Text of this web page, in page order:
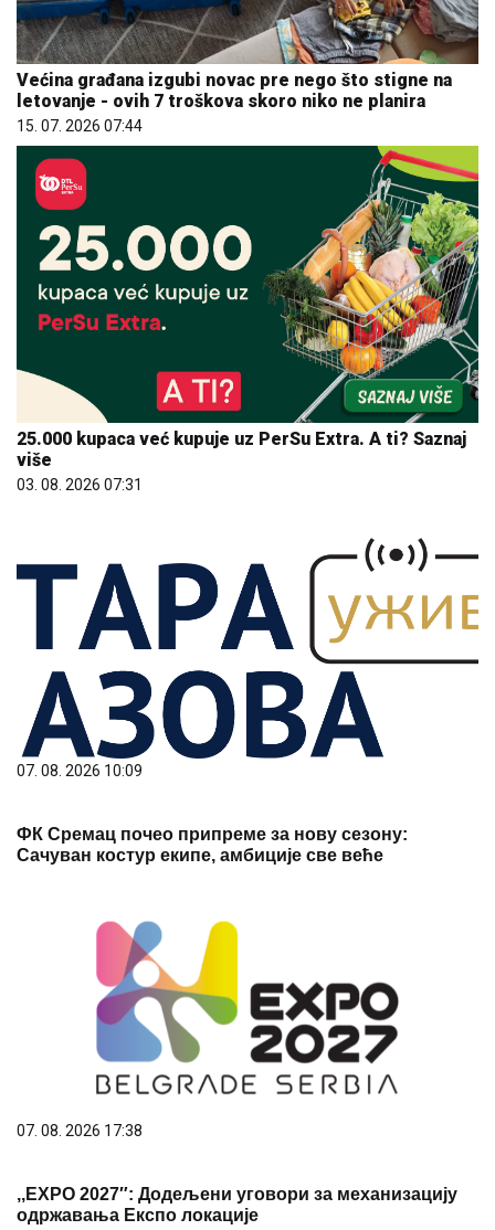
Većina građana izgubi novac pre nego što stigne na
letovanje - ovih 7 troškova skoro niko ne planira
15. 07. 2026 07:44
25.000 kupaca već kupuje uz PerSu Extra. A ti? Saznaj
više
03. 08. 2026 07:31
07. 08. 2026 10:09
ФК Сремац почео припреме за нову сезону:
Сачуван костур екипе, амбиције све веће
07. 08. 2026 17:38
,,ЕXPO 2027″: Додељени уговори за механизацију
одржавања Експо локације